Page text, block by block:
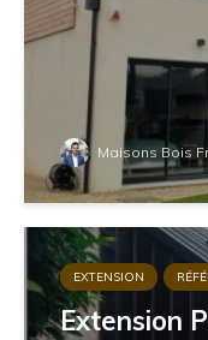
Maisons Bois
EXTENSION
Extension